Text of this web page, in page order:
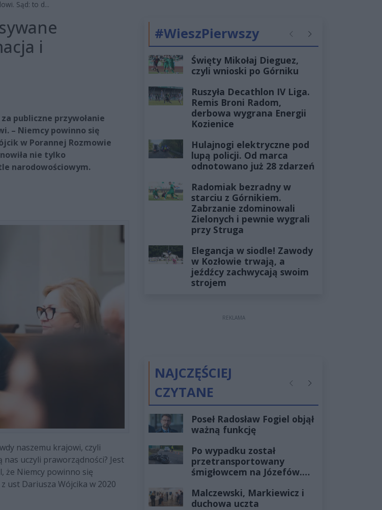
Sąd: to d...
i
publiczne przywołanie
– Niemcy powinno się
w Porannej Rozmowie
nie tylko
narodowościowym.
naszemu krajowi, czyli
uczyli praworządności? Jest
że Niemcy powinno się
ust Dariusza Wójcika w 2020
#WieszPierwszy PoprzednieNastępne
Święty Mikołaj Dieguez,
czyli wnioski po Górniku
Ruszyła Decathlon IV Liga.
Remis Broni Radom,
derbowa wygrana Energii
Kozienice
Hulajnogi elektryczne pod
lupą policji. Od marca
odnotowano już 28 zdarzeń
Radomiak bezradny w
starciu z Górnikiem.
Zabrzanie zdominowali
Zielonych i pewnie wygrali
przy Struga
Elegancja w siodle! Zawody
w Kozłowie trwają, a
jeźdźcy zachwycają swoim
strojem
REKLAMA
NAJCZĘŚCIEJ
CZYTANE
PoprzednieNastępne
Poseł Radosław Fogiel objął
ważną funkcję
Po wypadku został
przetransportowany
śmigłowcem na Józefów.
żyłach
Malczewski, Markiewicz i
duchowa uczta